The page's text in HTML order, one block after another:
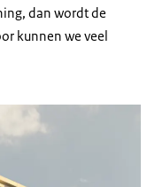
dan wordt de
kunnen we veel
UPP Living